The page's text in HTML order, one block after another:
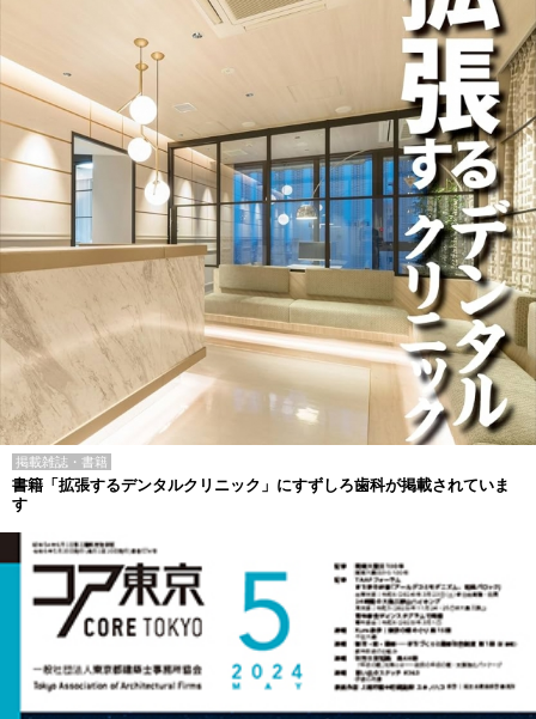
掲載雑誌・書籍
書籍「拡張するデンタルクリニック」にすずしろ歯科が掲載されていま
す